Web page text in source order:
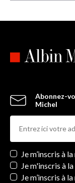
Abonnez-
Michel
Newsletters
Je m’inscris à
Je m'inscris à
Je m’inscris à